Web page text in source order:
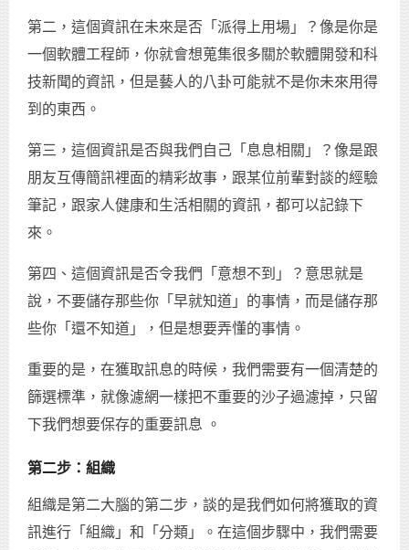
第二，這個資訊在未來是否「派得上用場」？像是你是
一個軟體工程師，你就會想蒐集很多關於軟體開發和科
技新聞的資訊，但是藝人的八卦可能就不是你未來用得
到的東西。
第三，這個資訊是否與我們自己「息息相關」？像是跟
朋友互傳簡訊裡面的精彩故事，跟某位前輩對談的經驗
筆記，跟家人健康和生活相關的資訊，都可以記錄下
來。
第四、這個資訊是否令我們「意想不到」？意思就是
說，不要儲存那些你「早就知道」的事情，而是儲存那
些你「還不知道」，但是想要弄懂的事情。
重要的是，在獲取訊息的時候，我們需要有一個清楚的
篩選標準，就像濾網一樣把不重要的沙子過濾掉，只留
下我們想要保存的重要訊息 。
第二步：組織
組織是第二大腦的第二步，談的是我們如何將獲取的資
訊進行「組織」和「分類」。在這個步驟中，我們需要